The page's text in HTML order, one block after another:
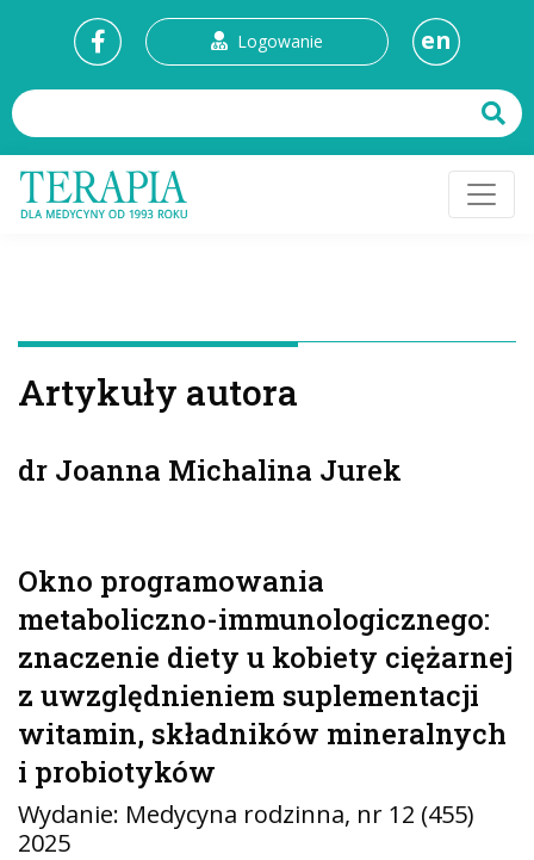
Logowanie en
Artykuły autora
dr Joanna Michalina Jurek
Okno programowania
metaboliczno-immunologicznego:
znaczenie diety u kobiety ciężarnej
z uwzględnieniem suplementacji
witamin, składników mineralnych
i probiotyków
Wydanie: Medycyna rodzinna, nr 12 (455)
2025